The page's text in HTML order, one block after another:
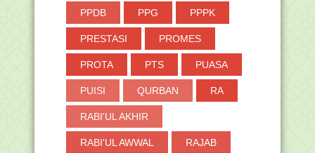
PPDB PPG PPPK
PRESTASI PROMES
PROTA PTS PUASA
PUISI QURBAN RA
RABI'UL AKHIR
RABI'UL AWWAL RAJAB